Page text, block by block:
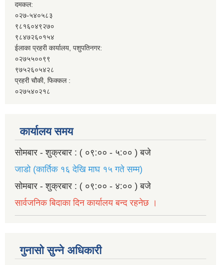
दमकल:
०२७-५४०५८३
९८१६०४९२७०
९८४७२६०१५४
ईलाका प्रहरी कार्यालय, पशुपतिनगर:
०२७५५००९९
९७५२६०५४२८
प्रहरी चौकी, फिक्कल :
०२७५४०२१८
कार्यालय समय
सोमबार - शुक्रबार : ( ०९:०० - ५:०० ) बजे
जाडो (कार्तिक १६ देखि माघ १५ गते सम्म)
सोमबार - शुक्रबार : ( ०९:०० - ४:०० ) बजे
सार्वजनिक बिदाका दिन कार्यालय बन्द रहनेछ ।
गुनासो सुन्ने अधिकारी